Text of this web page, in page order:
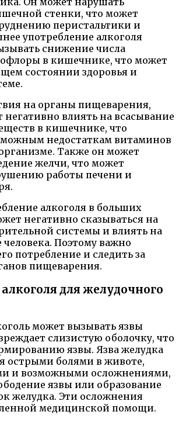
стенки, что может
перистальтики и
употребление алкоголя
снижение числа
в кишечнике, что может
состоянии здоровья и
на органы пищеварения,
негативно влиять на всасывание
в кишечнике, что
недостаткам витаминов
Также он может
желчи, что может
работы печени и
алкоголя в больших
негативно сказываться на
системы и влиять на
человека. Поэтому важно
потребление и следить за
пищеварения.
для желудочного
может вызывать язвы
слизистую оболочку, что
язвы. Язва желудка
острыми болями в животе,
и возможными осложнениями,
язвы или образование
желудка. Эти осложнения
медицинской помощи.